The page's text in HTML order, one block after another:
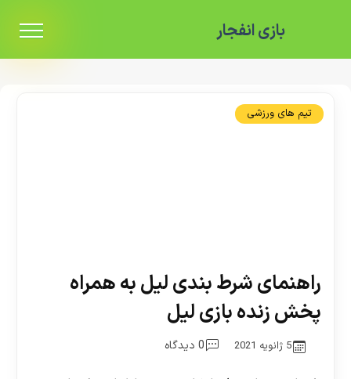
بازی انفجار
تیم های ورزشی
راهنمای شرط بندی لیل به همراه
پخش زنده بازی لیل
5 ژانویه 2021 0 دیدگاه